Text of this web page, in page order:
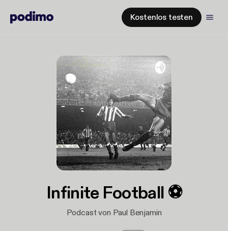
Kostenlos testen
Infinite Football ⚽️
Podcast von Paul Benjamin